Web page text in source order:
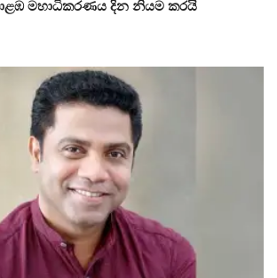
මහාධිකරණය දින නියම කරයි